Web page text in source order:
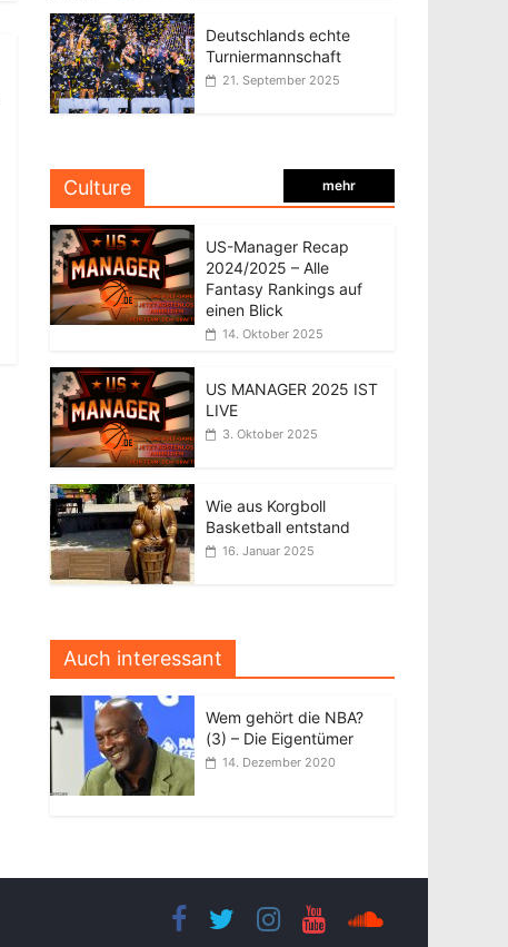
Deutschlands echte
Turniermannschaft
21. September 2025
Culture mehr
US-Manager Recap
2024/2025 – Alle
Fantasy Rankings auf
einen Blick
14. Oktober 2025
US MANAGER 2025 IST
LIVE
3. Oktober 2025
Wie aus Korgboll
Basketball entstand
16. Januar 2025
Auch interessant
Wem gehört die NBA?
(3) – Die Eigentümer
14. Dezember 2020